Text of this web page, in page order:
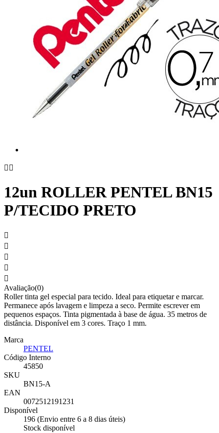
 
12un ROLLER PENTEL BN15
P/TECIDO PRETO





Avaliação(0)
Roller tinta gel especial para tecido. Ideal para etiquetar e marcar.
Permanece após lavagem e limpeza a seco. Permite escrever em
pequenos espaços. Tinta pigmentada à base de água. 35 metros de
distância. Disponível em 3 cores. Traço 1 mm.
Marca
PENTEL
Código Interno
45850
SKU
BN15-A
EAN
0072512191231
Disponível
196 (Envio entre 6 a 8 dias úteis)
Stock disponível